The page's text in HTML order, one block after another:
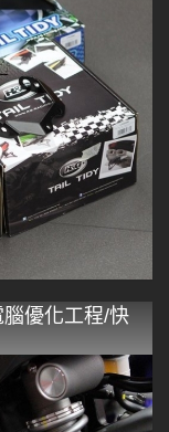
優化工程/快